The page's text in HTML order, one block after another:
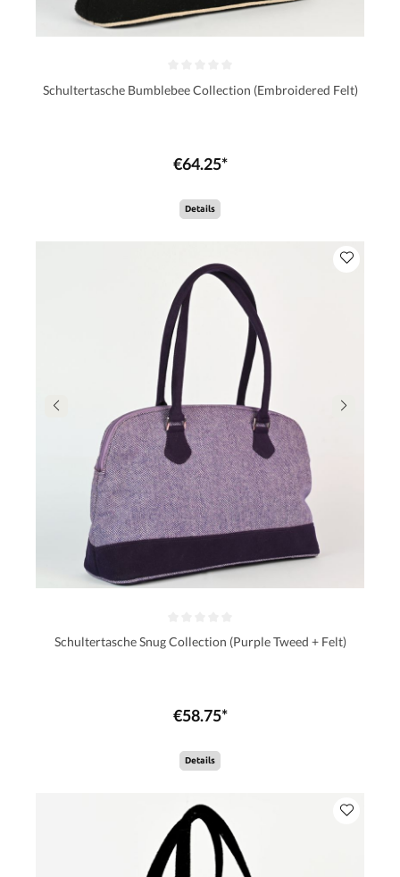
Schultertasche Bumblebee Collection (Embroidered Felt)
€64.25*
Details
Schultertasche Snug Collection (Purple Tweed + Felt)
€58.75*
Details